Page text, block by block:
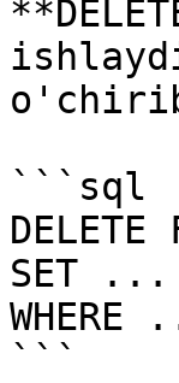
```sql
SET ...
WHERE
```